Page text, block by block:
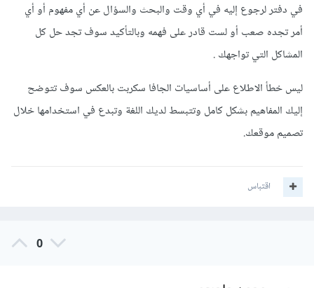
في دفتر لرجوع إليه في أي وقت والبحث والسؤال عن أي مفهوم أو أي
أمر تجده صعب أو لست قادر على فهمه وبالتأكيد سوف تجد حل كل
المشاكل التي تواجهك .
ليس خطأ الاطلاع على أساسيات الجافا سكربت بالعكس سوف تتوضح
إليك المفاهيم بشكل كامل وتتبسط لديك اللغة وتبدع في استخدامها خلال
تصميم موقعك.
اقتباس
0